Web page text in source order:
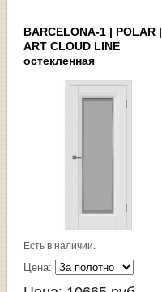
BARCELONA-1 | POLAR |
ART CLOUD LINE
остекленная
Есть в наличии.
Цена: